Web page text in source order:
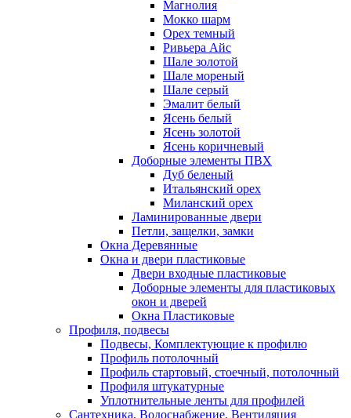
Магнолия
Мокко шарм
Орех темный
Ривьера Айс
Шале золотой
Шале мореный
Шале серый
Эмалит белый
Ясень белый
Ясень золотой
Ясень коричневый
Доборные элементы ПВХ
Дуб беленый
Итальянский орех
Миланский орех
Ламинированные двери
Петли, защелки, замки
Окна Деревянные
Окна и двери пластиковые
Двери входные пластиковые
Доборные элементы для пластиковых
окон и дверей
Окна Пластиковые
Профиля, подвесы
Подвесы, Комплектующие к профилю
Профиль потолочный
Профиль стартовый, стоечный, потолочный
Профиля штукатурные
Уплотнительные ленты для профилей
Сантехника, Водоснабжение, Вентиляция